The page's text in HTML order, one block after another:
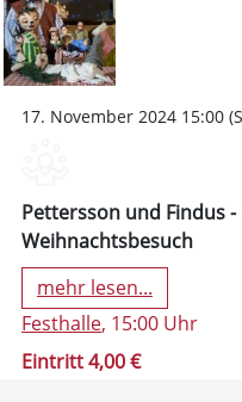
17. November 2024 15:00
Pettersson und Findus
Weihnachtsbesuch
mehr lesen...
Festhalle, 15:00 Uhr
Eintritt 4,00 €